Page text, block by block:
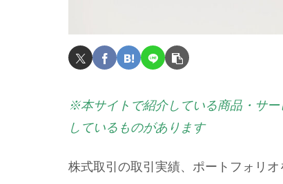
※本サイトで紹介している商品・サ
しているものがあります
株式取引の取引実績、ポートフォリオ